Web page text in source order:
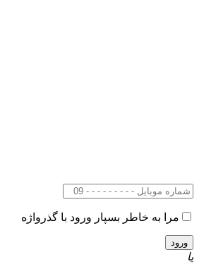
مرا به خاطر بسپار ورود با گذرواژه
یا